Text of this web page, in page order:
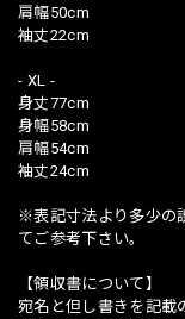
肩幅50cm
袖丈22cm
- XL -
身丈77cm
身幅58cm
肩幅54cm
袖丈24cm
※表記寸法より多少の
てご参考下さい。
【領収書について】
宛名と但し書きを記載